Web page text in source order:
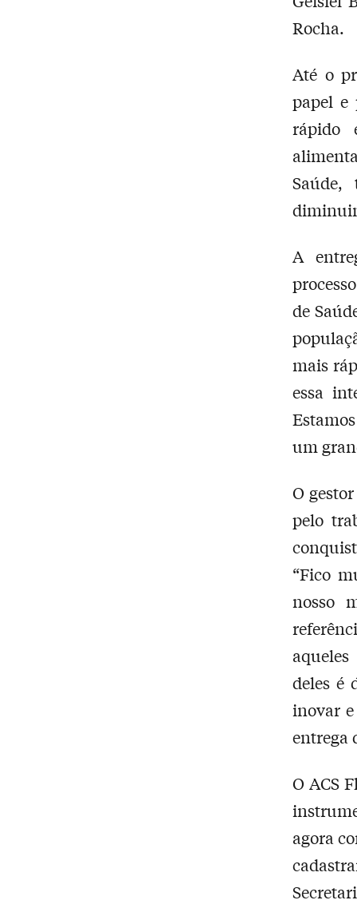
Rocha.
Até o
papel e
rápido
Saúde,
A
de
mais
essa
um
O
pelo
“Fico
nosso
deles é
inovar
entrega
O ACS
agora